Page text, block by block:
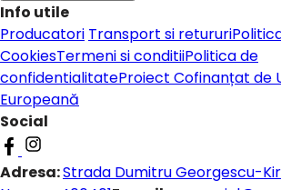
Info utile
Producatori Transport si retururi
CookiesTermeni si conditiiPolitica de
confidentialitateProiect Cofinanțat de
Europeană
Social
Adresa:Strada Dumitru Georgescu-